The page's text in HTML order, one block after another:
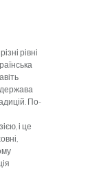
рівні
По-
і це